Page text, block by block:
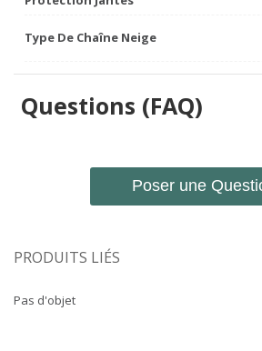
Type De Chaîne Neige
Questions (FAQ)
Poser une
PRODUITS LIÉS
Pas d'objet